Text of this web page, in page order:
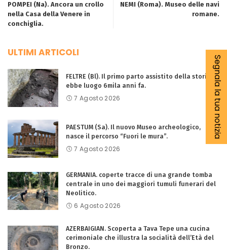
POMPEI (Na). Ancora un crollo
nella Casa della Venere in
conchiglia.
NEMI (Roma). Museo delle navi
romane.
ULTIMI ARTICOLI
FELTRE (Bl). Il primo parto assistito della storia
ebbe luogo 6mila anni fa.
7 Agosto 2026
PAESTUM (Sa). Il nuovo Museo archeologico,
nasce il percorso “Fuori le mura”.
7 Agosto 2026
GERMANIA. coperte tracce di una grande tomba
centrale in uno dei maggiori tumuli funerari del
Neolitico.
6 Agosto 2026
AZERBAIGIAN. Scoperta a Tava Tepe una cucina
cerimoniale che illustra la socialità dell’Età del
Bronzo.
Segnala la tua notizia